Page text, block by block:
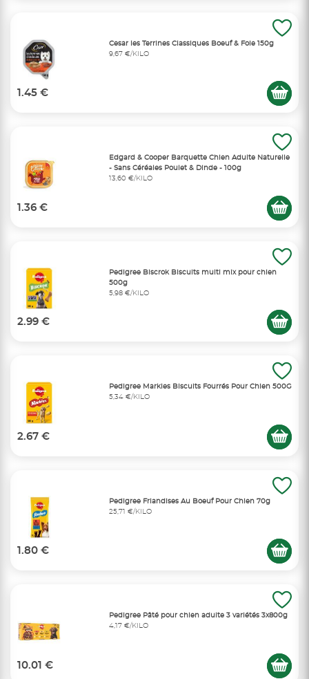
Cesar les Terrines Classiques Boeuf & Foie 150g
9,67 €/KILO
1.45 €
Edgard & Cooper Barquette Chien Adulte Naturelle
- Sans Céréales Poulet & Dinde - 100g
13,60 €/KILO
1.36 €
Pedigree Biscrok Biscuits multi mix pour chien
500g
5,98 €/KILO
2.99 €
Pedigree Markies Biscuits Fourrés Pour Chien 500G
5,34 €/KILO
2.67 €
Pedigree Friandises Au Boeuf Pour Chien 70g
25,71 €/KILO
1.80 €
Pedigree Pâté pour chien adulte 3 variétés 3x800g
4,17 €/KILO
10.01 €